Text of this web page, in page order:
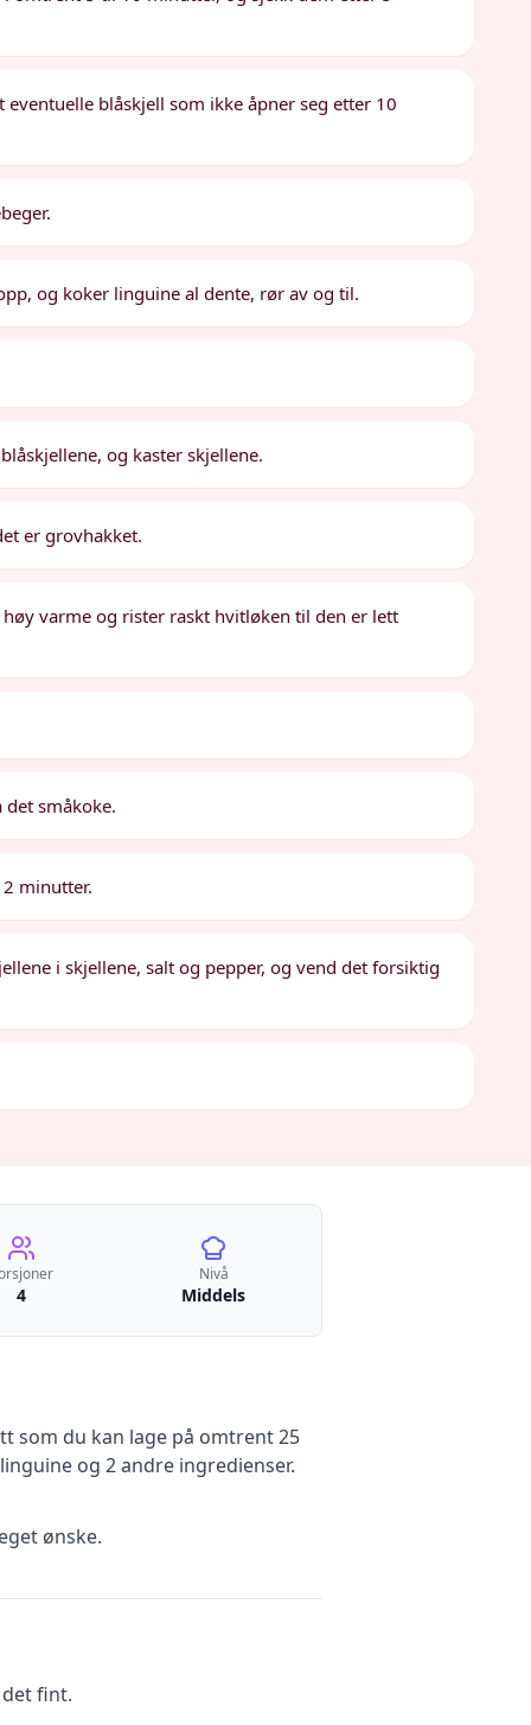
blåskjell som ikke åpner seg etter 10
og koker linguine al dente, rør av og til.
og kaster skjellene.
er grovhakket.
varme og rister raskt hvitløken til den er lett
småkoke.
minutter.
i skjellene, salt og pepper, og vend det forsiktig
4
Nivå
Middels
som du kan lage på omtrent 25
og 2 andre ingredienser.
ønske.
fint.